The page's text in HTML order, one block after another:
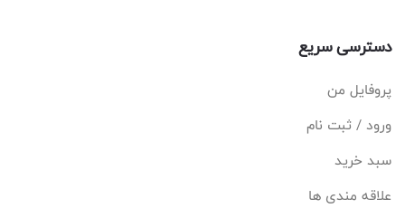
دسترسی سریع
پروفایل من
ورود / ثبت نام
سبد خرید
علاقه مندی ها